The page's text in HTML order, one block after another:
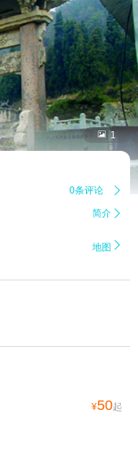
 1
0条评论 
简介 
地图 
¥50起